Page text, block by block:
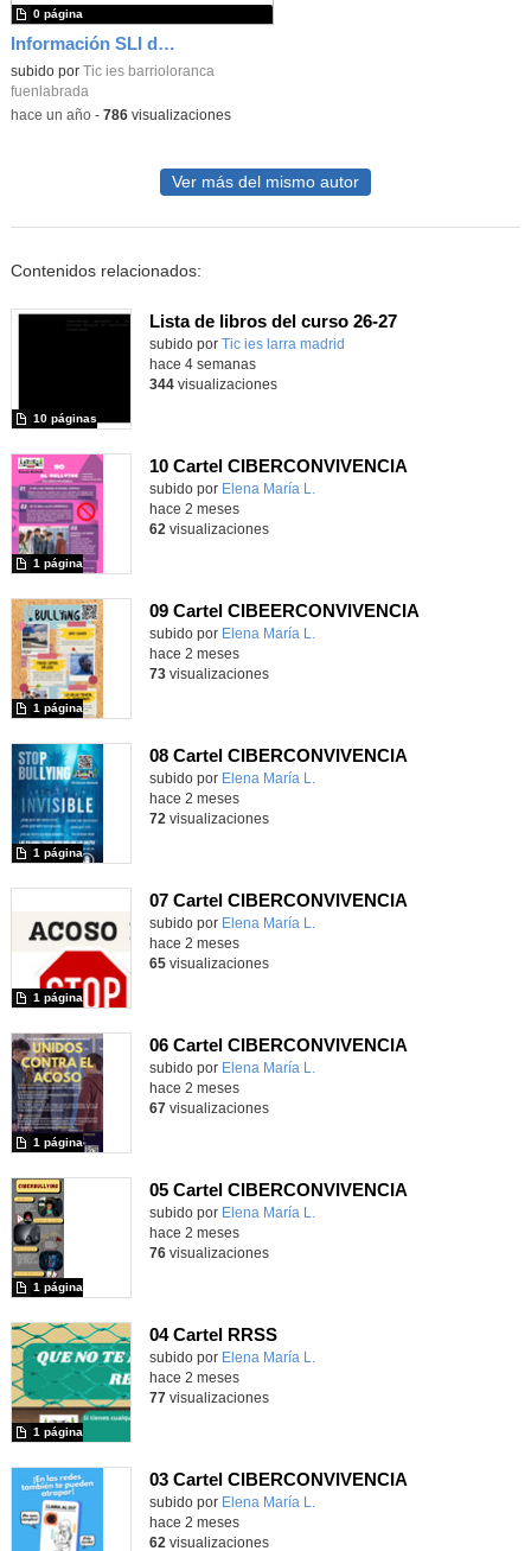
Información SLI del IES Barrio Loranca
subido por Tic ies barrioloranca
fuenlabrada
0 página
-hace un año- 786visualizaciones
Ver más del mismo autor
Contenidos relacionados:
Lista de libros del curso 26-27
subido por Tic ies larra madrid
10 páginas
hace 4 semanas
344visualizaciones
10 Cartel CIBERCONVIVENCIA
Contenido educativo.
subido por Elena María L.
1 página
hace 2 meses
62 visualizaciones
09 Cartel CIBEERCONVIVENCIA
Contenido educativo.
subido por Elena María L.
1 página
hace 2 meses
73visualizaciones
08 Cartel CIBERCONVIVENCIA
Contenido educativo.
subido por Elena María L.
1 página
hace 2 meses
72 visualizaciones
07 Cartel CIBERCONVIVENCIA
Contenido educativo.
subido por Elena María L.
1 página
hace 2 meses
65visualizaciones
06 Cartel CIBERCONVIVENCIA
Contenido educativo.
subido por Elena María L.
1 página
hace 2 meses
67visualizaciones
05 Cartel CIBERCONVIVENCIA
Contenido educativo.
subido por Elena María L.
1 página
hace 2 meses
76visualizaciones
04 Cartel RRSS
Contenido educativo.
subido por Elena María L.
1 página
hace 2 meses
77visualizaciones
03 Cartel CIBERCONVIVENCIA
Contenido educativo.
subido por Elena María L.
hace 2 meses
62 visualizaciones